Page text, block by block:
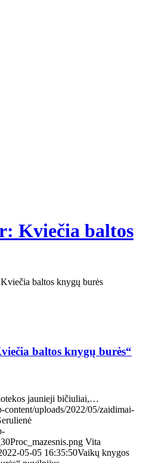
Kviečia baltos
Kviečia baltos knygų burės
baltos knygų burės“
jaunieji bičiuliai,…
uploads/2022/05/zaidimai-
Vita
05-05 16:35:50Vaikų knygos